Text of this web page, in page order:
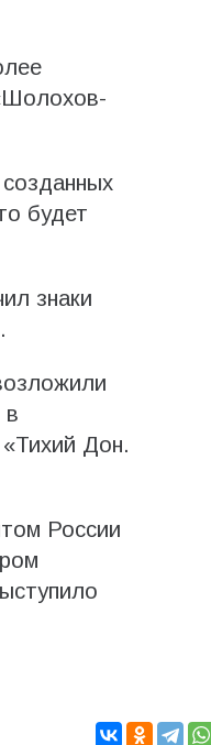
будет
знаки
в
Дон.
России